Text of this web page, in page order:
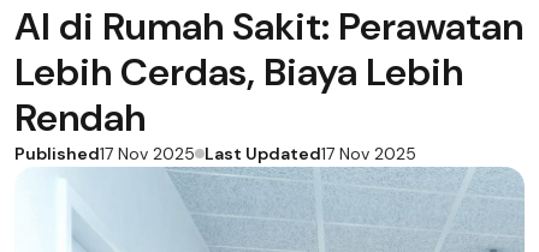
AI di Rumah Sakit: Perawatan
Lebih Cerdas, Biaya Lebih
Rendah
Published17 Nov 2025 Last Updated17 Nov 2025